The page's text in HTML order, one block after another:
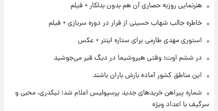
۱ روز پیش
شرایط تازه فروش اقساطی سایپا اعلام شد؛
شاهین، کوییک، اطلس، سهند و ساینا با اقساط
بلندمدت + جدول
سیگنال‌های جدید برای بازار طلا؛ پیش‌بینی
قیمت سکه و طلا فردا
هنرنمایی روزبه حصاری آن هم بدون بدلکار + فیلم
خاطره جالب شهاب حسینی از فرار در دوره سربازی + فیلم
استوری مهدی طارمی برای ستاره اینتر + عکس
در ششم اوت؛ وقتی هیروشیما در دیگ قیر می‌جوشید
این مناطق کشور آماده بارش باران باشند
شماره پیراهن خریدهای جدید پرسپولیس اعلام شد؛ تیکدری، محبی و
سرگیف با اعداد ویژه